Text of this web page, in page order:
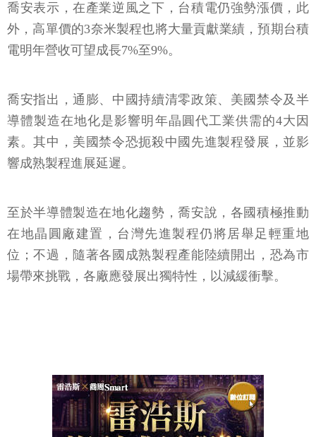
喬安表示，在產業逆風之下，台積電仍強勢漲價，此
外，高單價的3奈米製程也將大量貢獻業績，預期台積
電明年營收可望成長7%至9%。
喬安指出，通膨、中國持續清零政策、美國禁令及半
導體製造在地化是影響明年晶圓代工業供需的4大因
素。其中，美國禁令恐扼殺中國先進製程發展，並影
響成熟製程進展延遲。
至於半導體製造在地化趨勢，喬安說，各國積極推動
在地晶圓廠建置，台灣先進製程仍將居舉足輕重地
位；不過，隨著各國成熟製程產能陸續開出，恐為市
場帶來挑戰，各廠應發展出獨特性，以減緩衝擊。